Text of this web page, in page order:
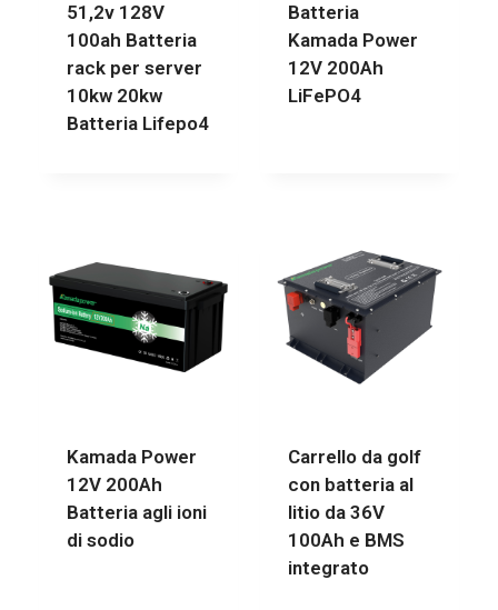
51,2v 128V
100ah Batteria
rack per server
10kw 20kw
Batteria Lifepo4
Batteria
Kamada Power
12V 200Ah
LiFePO4
Kamada Power
12V 200Ah
Batteria agli ioni
di sodio
Carrello da golf
con batteria al
litio da 36V
100Ah e BMS
integrato